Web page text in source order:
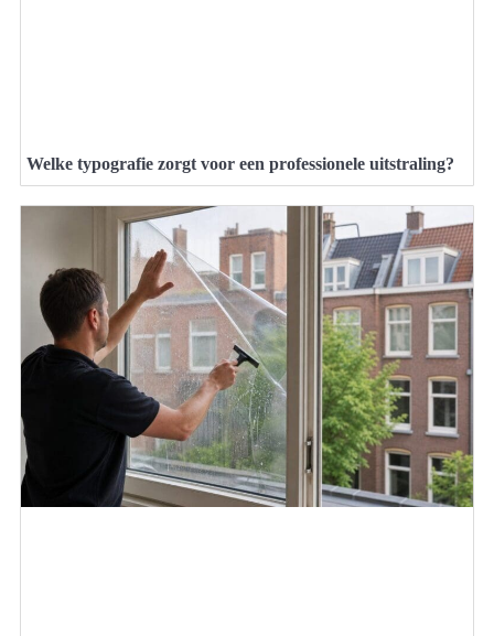
Welke typografie zorgt voor een professionele uitstraling?